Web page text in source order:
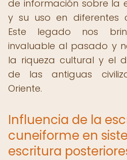
de información sobre la
y su uso en diferentes
Este legado nos
invaluable al pasado y
la riqueza cultural y el
de las antiguas
Oriente.
Influencia de la
cuneiforme en
escritura